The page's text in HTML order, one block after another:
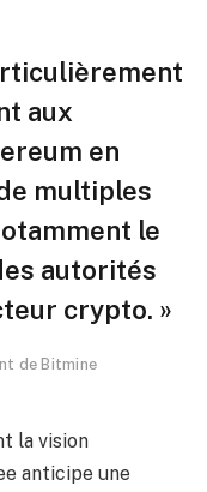
aux
en
multiples
le
autorités
crypto. »
de Bitmine
la vision
anticipe une